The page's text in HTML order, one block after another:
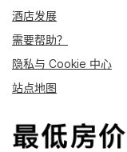
酒店发展
需要帮助？
隐私与 Cookie 中心
站点地图